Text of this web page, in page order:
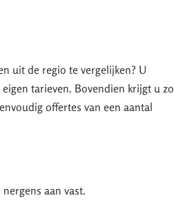
uit de regio te vergelijken? U
tarieven. Bovendien krijgt u zo
offertes van een aantal
aan vast.